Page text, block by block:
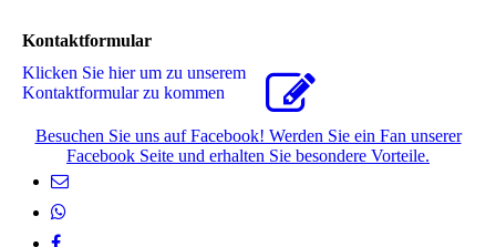
Kontaktformular
Klicken Sie hier um zu unserem
Kon­takt­for­mu­lar zu kommen
Besuchen Sie uns auf Facebook! Werden Sie ein Fan unserer
Facebook Seite und erhalten Sie besondere Vorteile.